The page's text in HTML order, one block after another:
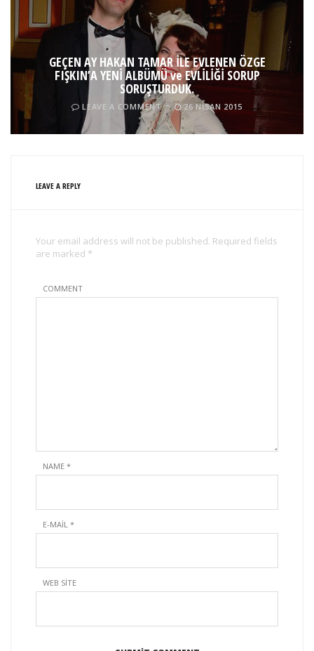
GEÇEN AY HAKAN TAMAR İLE EVLENEN ÖZGE
FIŞKIN’A YENİ ALBÜMÜ ve EVLİLİĞİ SORUP
SORUŞTURDUK.
LEAVE A COMMENT 26 NISAN 2015
LEAVE A REPLY
Your email address will not be published. Required fields
are marked *
COMMENT
NAME *
E-MAIL *
WEB SITE